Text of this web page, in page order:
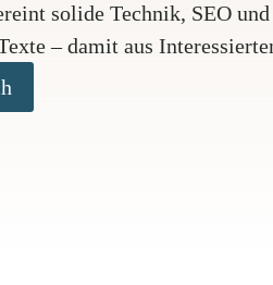
solide Technik, SEO
– damit aus